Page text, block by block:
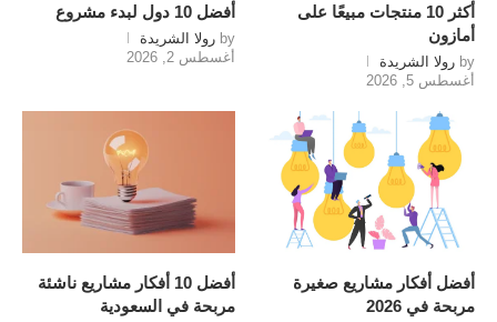
أكثر 10 منتجات مبيعًا على
أمازون
by رولا الشريدة
أغسطس 5, 2026
أفضل 10 دول لبدء مشروع
by رولا الشريدة
أغسطس 2, 2026
أفضل أفكار مشاريع صغيرة
مربحة في 2026
أفضل 10 أفكار مشاريع ناشئة
مربحة في السعودية